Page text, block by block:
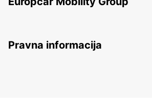
Pravna informacija